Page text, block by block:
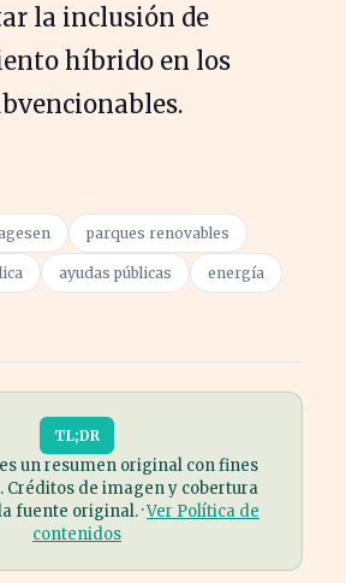
la inclusión de
híbrido en los
parques renovables
ayudas públicas energía
TL;DR
un resumen original con fines
de imagen y cobertura
fuente original. ·Ver Política de
contenidos